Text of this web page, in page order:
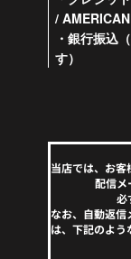
/
・銀行振込
す）
当店では、お
配信メ
必
なお、自動返
は、下記のよ